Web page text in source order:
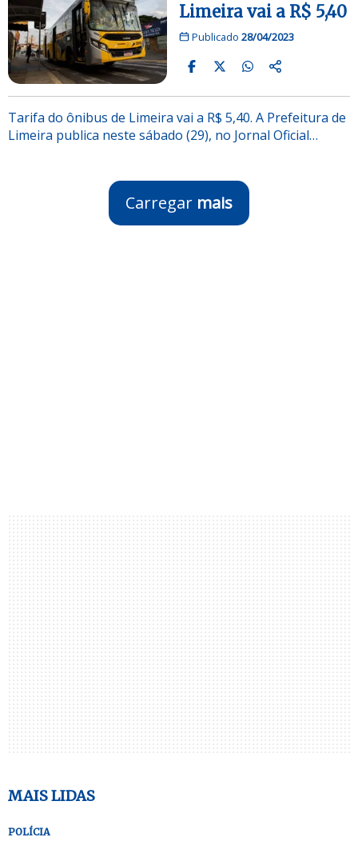
Limeira vai a R$ 5,40
Publicado 28/04/2023
Tarifa do ônibus de Limeira vai a R$ 5,40. A Prefeitura de
Limeira publica neste sábado (29), no Jornal Oficial…
Carregar mais
MAIS LIDAS
POLÍCIA